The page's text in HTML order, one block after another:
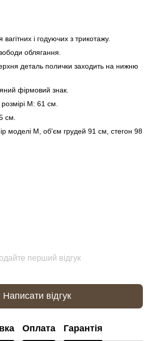
і годуючих з трикотажу.
облягання.
деталь полички заходить на нижню
фірмовий знак.
М: 61 см.
см.
моделі М, об'єм грудей 91 см, стегон 98
перший відгук
Написати відгук
Оплата Гарантія